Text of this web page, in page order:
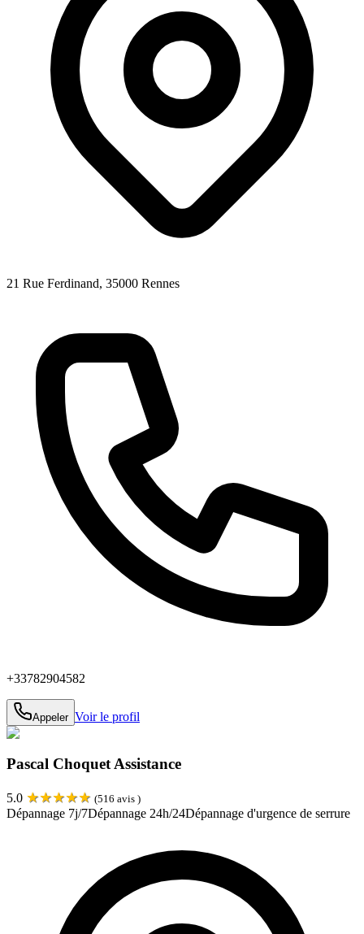
21 Rue Ferdinand, 35000 Rennes
+33782904582
Appeler Voir le profil
Pascal Choquet Assistance
5.0 ★★★★★ (516 avis )
Dépannage 7j/7Dépannage 24h/24Dépannage d'urgence de serrure